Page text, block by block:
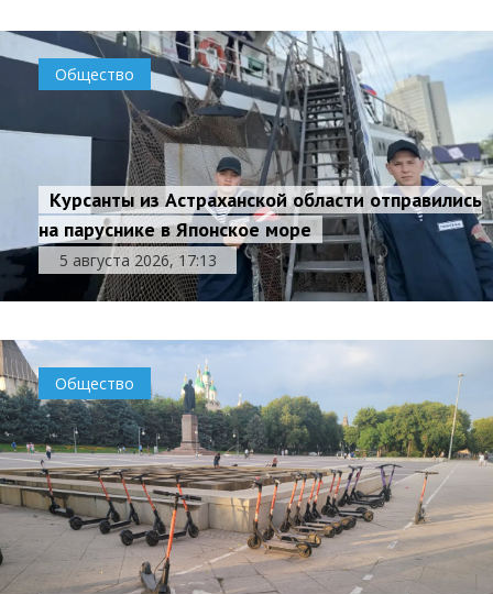
Общество
Курсанты из Астраханской области отправились
на паруснике в Японское море
5 августа 2026, 17:13
Общество